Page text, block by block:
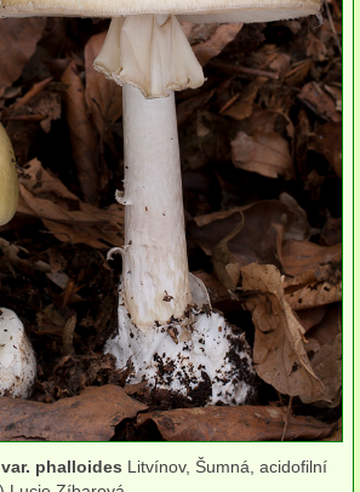
phalloides Litvínov, Šumná, acidofilní